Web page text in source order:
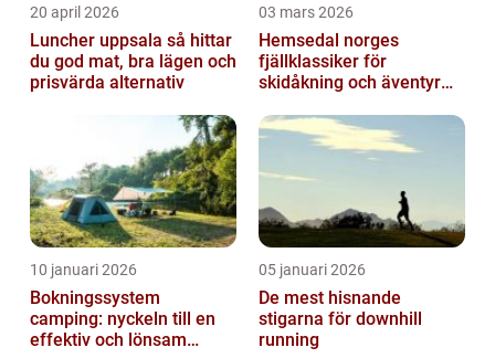
20 april 2026
Luncher uppsala så hittar
du god mat, bra lägen och
prisvärda alternativ
03 mars 2026
Hemsedal norges
fjällklassiker för
skidåkning och äventyr
10 januari 2026
Bokningssystem
camping: nyckeln till en
effektiv och lönsam
05 januari 2026
De mest hisnande
stigarna för downhill
running